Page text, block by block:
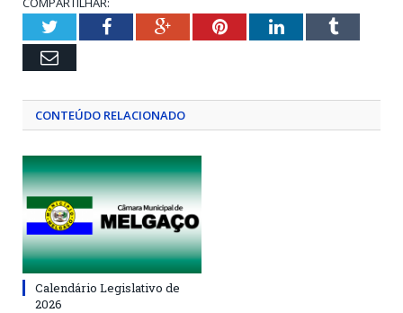
TwitterFacebookGoogle+PinterestLinkedInTumblr
Email
CONTEÚDO RELACIONADO
Calendário Legislativo de
2026